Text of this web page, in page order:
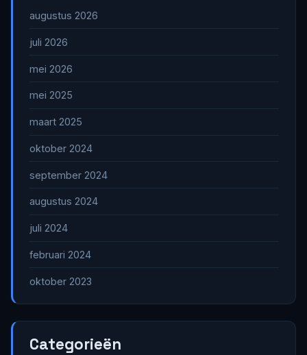
augustus 2026
juli 2026
mei 2026
mei 2025
maart 2025
oktober 2024
september 2024
augustus 2024
juli 2024
februari 2024
oktober 2023
Categorieën